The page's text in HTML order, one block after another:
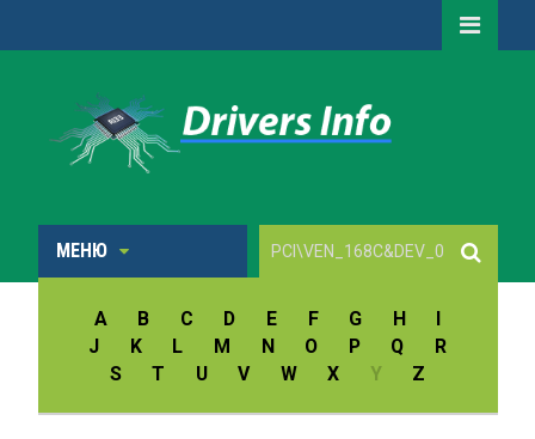
МЕНЮ
A B C D E F G H
I
J
K L M N O P Q
R
S
T U V W X Y Z